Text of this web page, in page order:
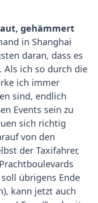
gehämmert
in Shanghai
daran, dass es
ich so durch die
ich immer
sind, endlich
Events sein zu
sich richtig
von den
der Taxifahrer,
übrigens Ende
kann jetzt auch